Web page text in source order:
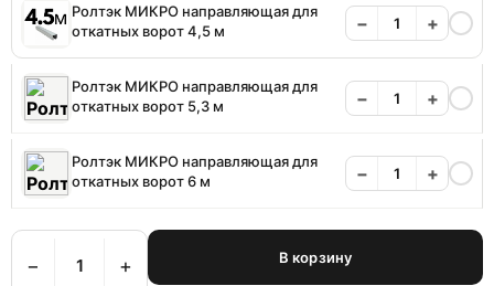
Ролтэк МИКРО направляющая для
откатных ворот 4,5 м
− +
Ролтэк МИКРО направляющая для
откатных ворот 5,3 м
− +
Ролтэк МИКРО направляющая для
откатных ворот 6 м
− +
− + В корзину